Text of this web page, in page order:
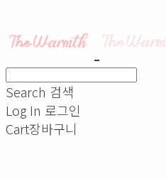
Search 검색
Log In 로그인
Cart장바구니